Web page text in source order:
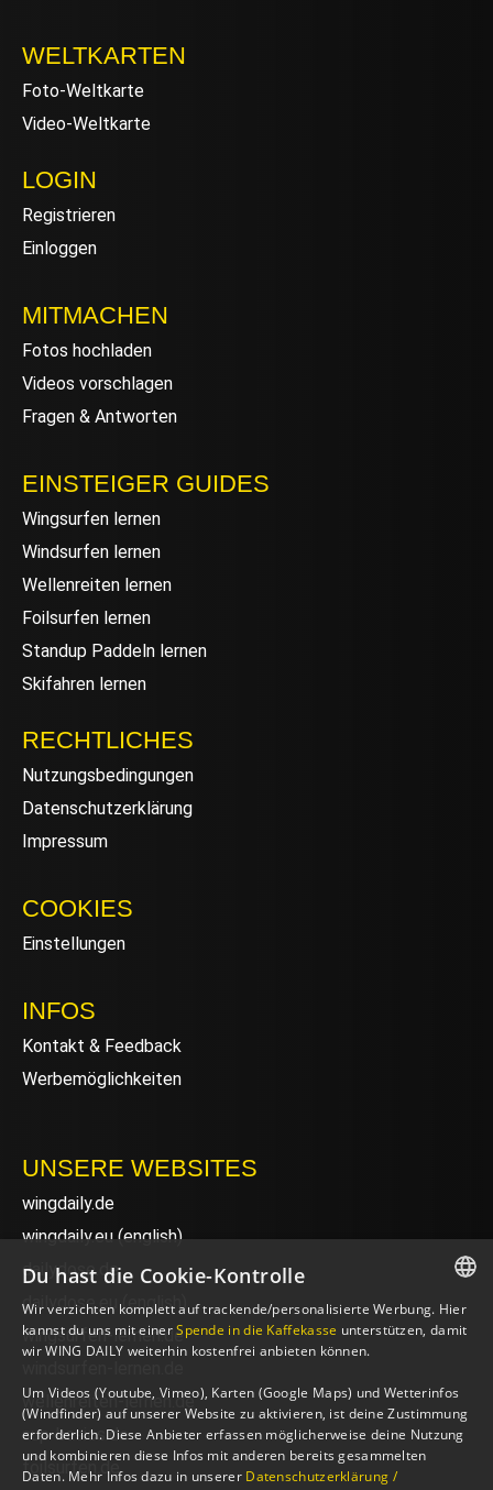
WELTKARTEN
Foto-Weltkarte
Video-Weltkarte
LOGIN
Registrieren
Einloggen
MITMACHEN
Fotos hochladen
Videos vorschlagen
Fragen & Antworten
EINSTEIGER GUIDES
Wingsurfen lernen
Windsurfen lernen
Wellenreiten lernen
Foilsurfen lernen
Standup Paddeln lernen
Skifahren lernen
RECHTLICHES
Nutzungsbedingungen
Datenschutzerklärung
Impressum
COOKIES
Einstellungen
INFOS
Kontakt & Feedback
Werbemöglichkeiten
UNSERE WEBSITES
wingdaily.de
wingdaily.eu(english)
dailydose.de
dailydose.eu
(english)
wingsurfen-lernen.de
wellenreiten-lernen.de
sup-basics.de
foilsurfen.de
GERMAN
Du hast die Cookie-Kontrolle
Wir verzichten komplett auf trackende/personalisierte Werbung. Hier
kannst du uns mit einerSpende in die Kaffekasse unterstützen, damit
wir WING DAILY weiterhin kostenfrei anbieten können.
Um Videos (Youtube, Vimeo), Karten (Google Maps) und Wetterinfos
(Windfinder) auf unserer Website zu aktivieren, ist deine Zustimmung
erforderlich. Diese Anbieter erfassen möglicherweise deine Nutzung
und kombinieren diese Infos mit anderen bereits gesammelten
Daten. Mehr Infos dazu in unserer Datenschutzerklärung /